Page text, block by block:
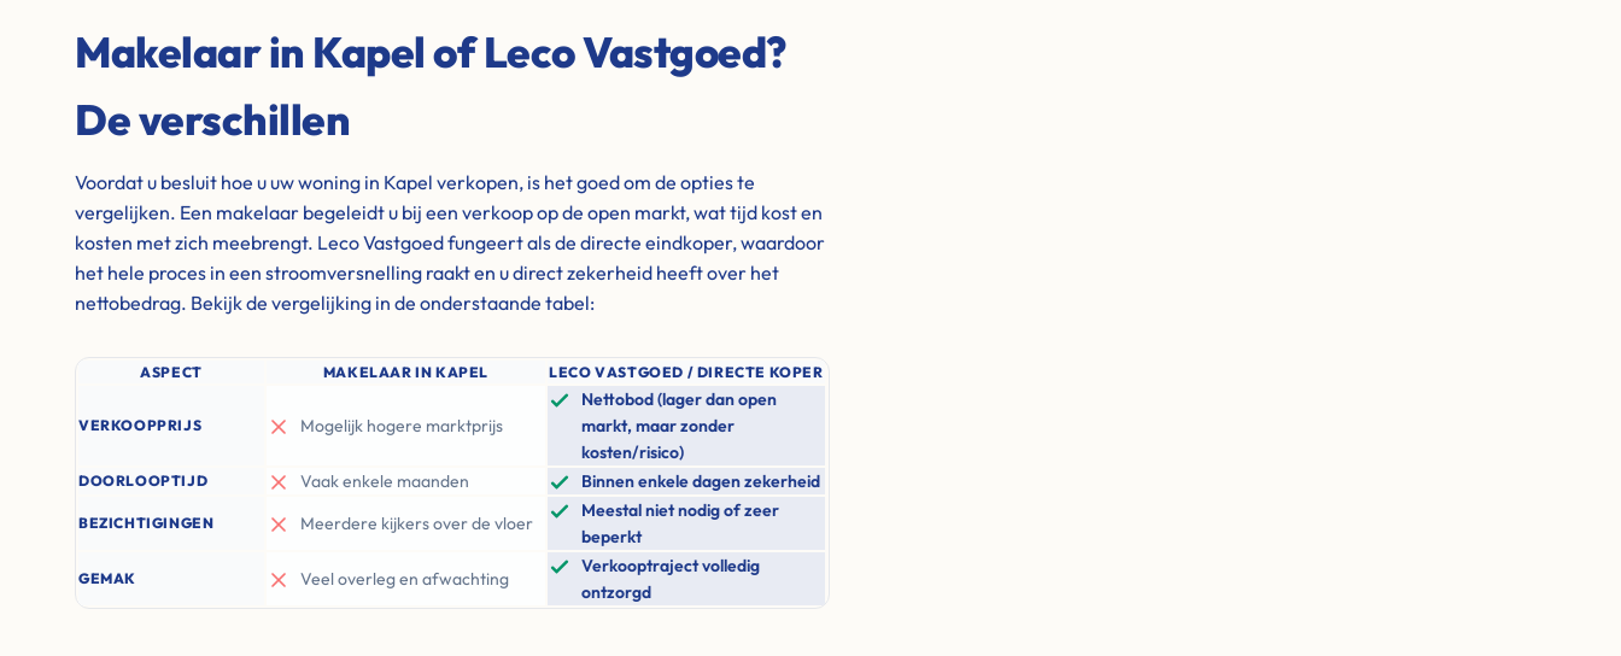
Makelaar in Kapel of Leco Vastgoed?
De verschillen
Voordat u besluit hoe u uw woning in Kapel verkopen, is het goed om de opties te
vergelijken. Een makelaar begeleidt u bij een verkoop op de open markt, wat tijd kost en
kosten met zich meebrengt. Leco Vastgoed fungeert als de directe eindkoper, waardoor
het hele proces in een stroomversnelling raakt en u direct zekerheid heeft over het
nettobedrag. Bekijk de vergelijking in de onderstaande tabel:
ASPECT MAKELAAR IN KAPEL LECO VASTGOED / DIRECTE KOPER
VERKOOPPRIJS Mogelijk hogere marktprijs
Nettobod (lager dan open
markt, maar zonder
kosten/risico)
DOORLOOPTIJD Vaak enkele maanden Binnen enkele dagen zekerheid
BEZICHTIGINGEN Meerdere kijkers over de vloer
Meestal niet nodig of zeer
beperkt
GEMAK Veel overleg en afwachting
Verkooptraject volledig
ontzorgd